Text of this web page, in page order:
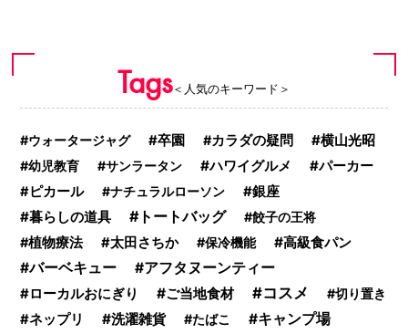
Tags＜人気のキーワード＞
ウォータージャグ 卒園 カラダの疑問 横山光昭
幼児教育 サンラータン ハワイグルメ
パーカー
ピカール
ナチュラルローソン 銀座
暮らしの道具 トートバッグ 餃子の王将
植物療法 太田さちか 保冷機能
高級食パン
バーベキュー
アフタヌーンティー
ローカルおにぎり ご当地食材 コスメ 切り置き
ネップリ 洗濯雑貨 たばこ キャンプ場